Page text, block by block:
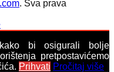
. Sva prava
bi osigurali bolje
pretpostavićemo
Prihvati Pročitaj više